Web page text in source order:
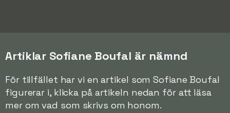
Artiklar Sofiane Boufal är nämnd
För tillfället har vi en artikel som Sofiane Boufal
figurerar i, klicka på artikeln nedan för att läsa
mer om vad som skrivs om honom.